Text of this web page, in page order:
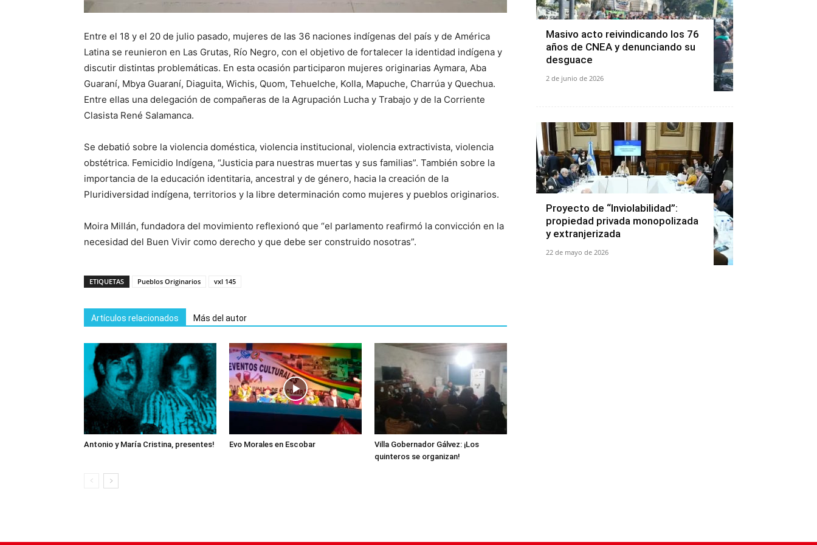
Entre el 18 y el 20 de julio pasado, mujeres de las 36 naciones indígenas del país y de América
Latina se reunieron en Las Grutas, Río Negro, con el objetivo de fortalecer la identidad indígena y
discutir distintas problemáticas. En esta ocasión participaron mujeres originarias Aymara, Aba
Guaraní, Mbya Guaraní, Diaguita, Wichis, Quom, Tehuelche, Kolla, Mapuche, Charrúa y Quechua.
Entre ellas una delegación de compañeras de la Agrupación Lucha y Trabajo y de la Corriente
Clasista René Salamanca.
Se debatió sobre la violencia doméstica, violencia institucional, violencia extractivista, violencia
obstétrica. Femicidio Indígena, “Justicia para nuestras muertas y sus familias”. También sobre la
importancia de la educación identitaria, ancestral y de género, hacia la creación de la
Pluridiversidad indígena, territorios y la libre determinación como mujeres y pueblos originarios.
Moira Millán, fundadora del movimiento reflexionó que “el parlamento reafirmó la convicción en la
necesidad del Buen Vivir como derecho y que debe ser construido nosotras”.
ETIQUETAS Pueblos Originarios vxl 145
Artículos relacionados Más del autor
Antonio y María Cristina, presentes! Evo Morales en Escobar
Villa Gobernador Gálvez: ¡Los
quinteros se organizan!
Masivo acto reivindicando los 76
años de CNEA y denunciando su
desguace
2 de junio de 2026
Proyecto de “Inviolabilidad”:
propiedad privada monopolizada
y extranjerizada
22 de mayo de 2026